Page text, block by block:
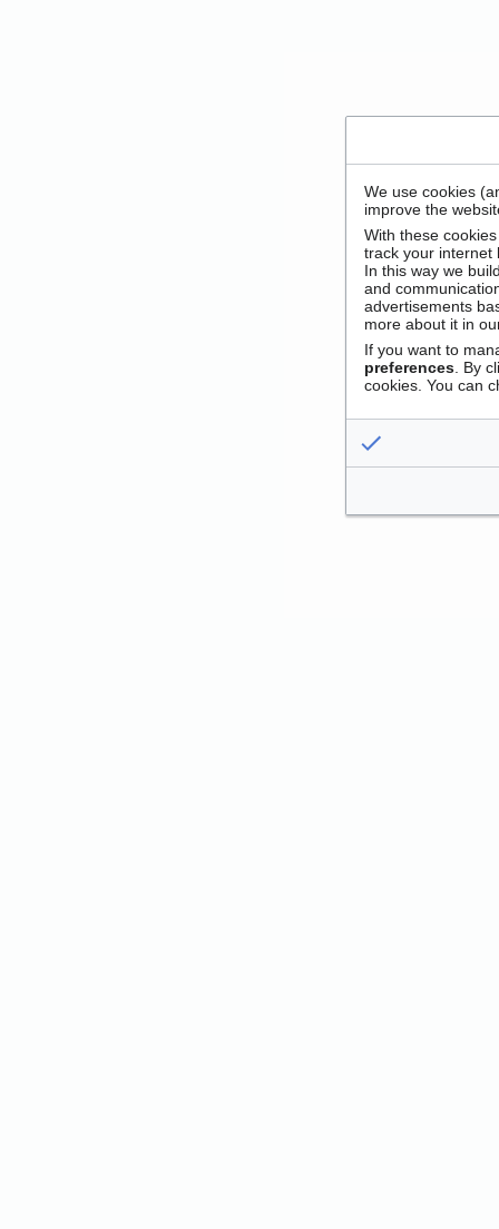
We use cookies
improve the
With these
track your internet
In this way we
and
advertisements
more about it in
If you want to
preferences. By
cookies. You can